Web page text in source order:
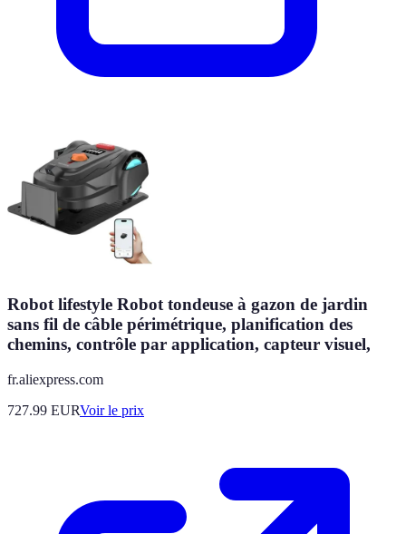
Robot lifestyle Robot tondeuse à gazon de jardin
sans fil de câble périmétrique, planification des
chemins, contrôle par application, capteur visuel,
fr.aliexpress.com
727.99 EURVoir le prix